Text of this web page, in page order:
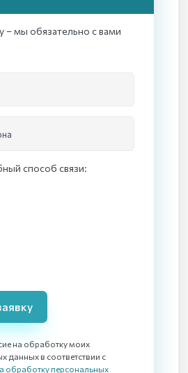
– мы обязательно с вами
способ связи:
на обработку моих
данных в соответствии с
обработку персональных